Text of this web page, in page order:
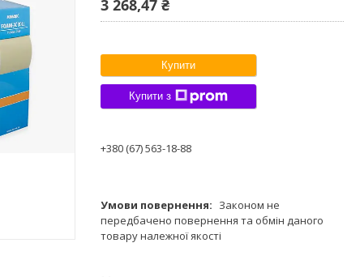
3 268,47 ₴
Купити
Купити з
+380 (67) 563-18-88
Законом не
передбачено повернення та обмін даного
товару належної якості